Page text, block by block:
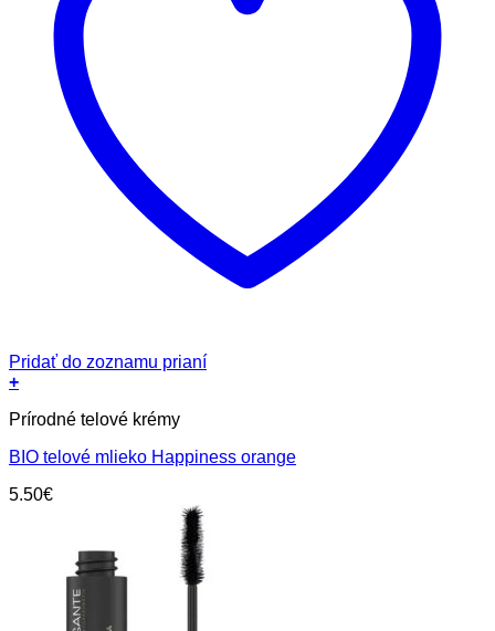
Pridať do zoznamu prianí
+
Prírodné telové krémy
BIO telové mlieko Happiness orange
5.50€